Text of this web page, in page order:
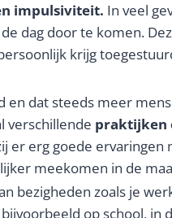
impulsiviteit. In veel
dag door te komen.
krijg
dat steeds meer
verschillende praktijken
er erg goede ervaringen
meekomen in de
bezigheden zoals je
op school, in